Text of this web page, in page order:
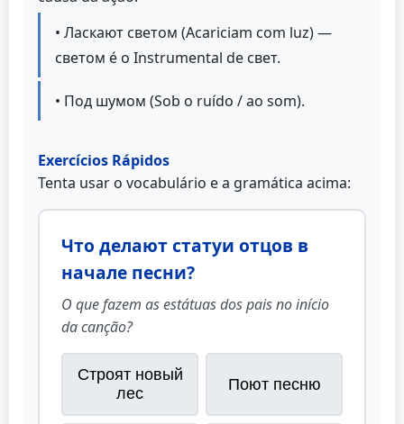
• Ласкают светом (Acariciam com luz) —
светом é o Instrumental de свет.
• Под шумом (Sob o ruído / ao som).
Exercícios Rápidos
Tenta usar o vocabulário e a gramática acima:
Что делают статуи отцов в
начале песни?
O que fazem as estátuas dos pais no início
da canção?
Строят новый
лес
Поют песню